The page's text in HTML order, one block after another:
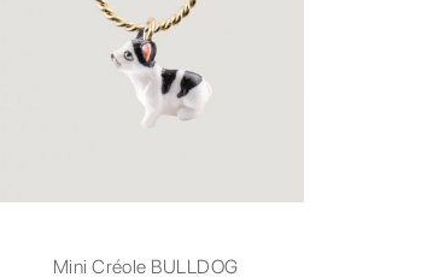
Mini Créole BULLDOG